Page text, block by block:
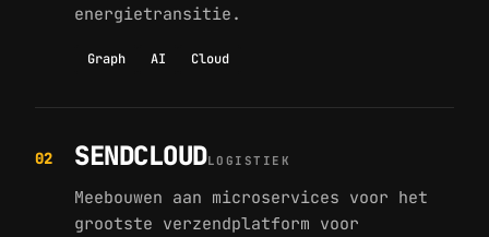
energietransitie.
Graph AI Cloud
02 SENDCLOUDLOGISTIEK
Meebouwen aan microservices voor het
grootste verzendplatform voor